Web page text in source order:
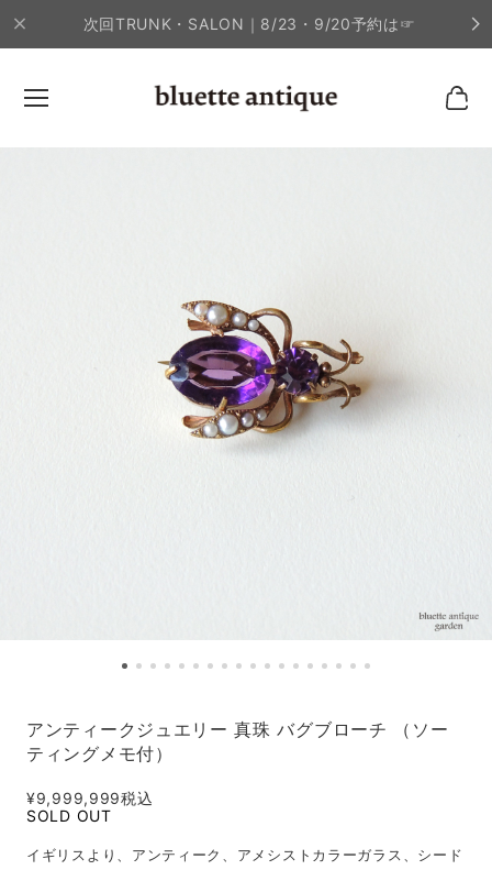
次回TRUNK・SALON｜8/23・9/20予約は☞
アンティークジュエリー 真珠 バグブローチ （ソー
ティングメモ付）
¥9,999,999税込
SOLD OUT
イギリスより、アンティーク、アメシストカラーガラス、シード